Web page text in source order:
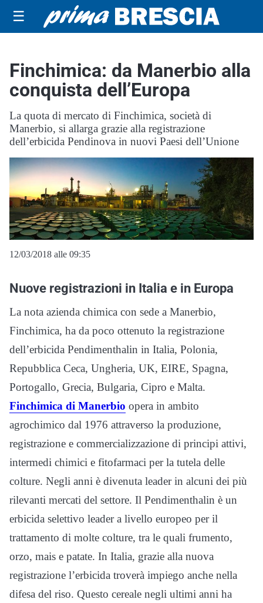
☰
Finchimica: da Manerbio alla
conquista dell’Europa
La quota di mercato di Finchimica, società di
Manerbio, si allarga grazie alla registrazione
dell’erbicida Pendinova in nuovi Paesi dell’Unione
12/03/2018 alle 09:35
Nuove registrazioni in Italia e in Europa
La nota azienda chimica con sede a Manerbio,
Finchimica, ha da poco ottenuto la registrazione
dell’erbicida Pendimenthalin in Italia, Polonia,
Repubblica Ceca, Ungheria, UK, EIRE, Spagna,
Portogallo, Grecia, Bulgaria, Cipro e Malta.
Finchimica di Manerbio opera in ambito
agrochimico dal 1976 attraverso la produzione,
registrazione e commercializzazione di principi attivi,
intermedi chimici e fitofarmaci per la tutela delle
colture. Negli anni è divenuta leader in alcuni dei più
rilevanti mercati del settore. Il Pendimenthalin è un
erbicida selettivo leader a livello europeo per il
trattamento di molte colture, tra le quali frumento,
orzo, mais e patate. In Italia, grazie alla nuova
registrazione l’erbicida troverà impiego anche nella
difesa del riso. Questo cereale negli ultimi anni ha